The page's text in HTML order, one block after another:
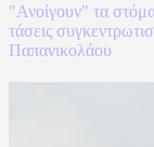
"Ανοίγουν" τα
τάσεις
Παπανικολάου